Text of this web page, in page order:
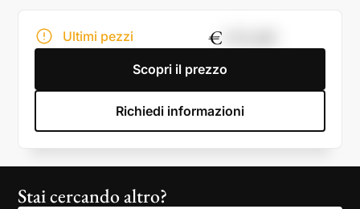
Ultimi pezzi €
Scopri il prezzo
Richiedi informazioni
Stai cercando altro?